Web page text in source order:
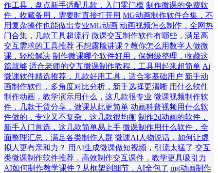
作工具，盘点新手适配几款，入门零门槛 制作微课的免费软
件，收藏备用，需要时直接打开用 MG动画制作软件合集，不
用复杂操作也能做出专业MG动画 动画视频怎么制作，全网热
门合集，几款工具超流行 微课交互制作软件有哪些，满足高
交互需求的工具推荐 不想露脸讲课？教你怎么用数字人做微
课，轻松解决 制作微课哪个软件好用，保姆级整理，收藏这
篇就够 适合老师的交互微课制作教程，工具用起来超简单 Ai
微课软件精选推荐，几款好用工具，适合零基础用户 新手动
画制作软件，多角度对比分析，新手选择更清晰 用什么软件
制作动画，教学演示用什么，这几款很专业 微课视频制作软
件，几款干货分享，做课从此更简单 动画科普视频用什么软
件做的，专业又不复杂，这几款很均衡 制作2d动画的软件，
新手入门首选，这几款简单易上手 微课制作用什么软件，全
面整理汇总，满足各类制作人群 微课AI人物说话，如何让虚
拟人更有亲和力？ 用AI生成微课做短视频，引流太猛了 交互
类微课制作软件推荐，高效制作交互课件，教学更具吸引力
AI如何制作教学课件？从框架到细节，AI全包了 mg动画制作